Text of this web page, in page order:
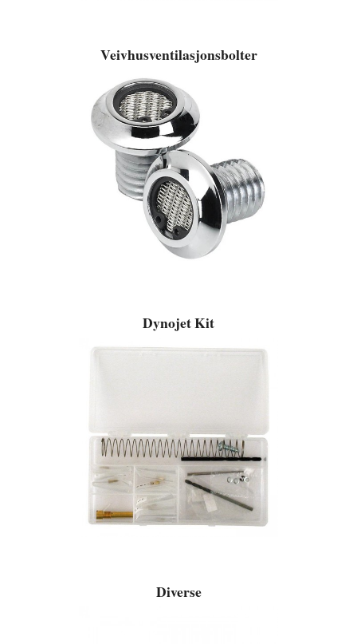
Veivhusventilasjonsbolter
Dynojet Kit
Diverse